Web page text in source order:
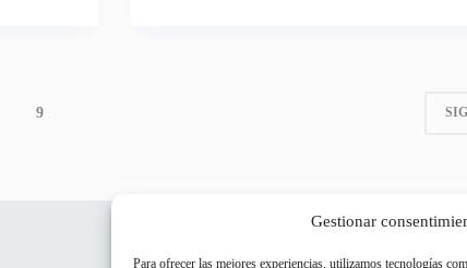
Gestionar
Para ofrecer las mejores experiencias, utilizamos tecnologías
9